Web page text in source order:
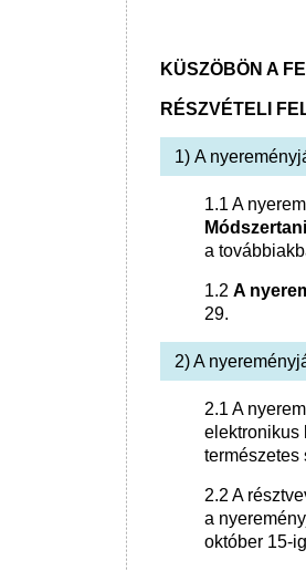
KÜSZÖBÖN A
RÉSZVÉTELI
1) ​​A
1.1 A
a
1.2 A
29.
2) A
2.1 A
elektronikus
természetes
2.2 A
a
október 15-